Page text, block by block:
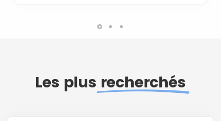
Les plus recherchés